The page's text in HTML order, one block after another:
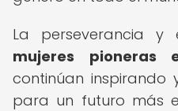
La perseverancia
mujeres
continúan inspirando
para un futuro más